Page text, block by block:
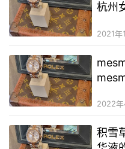
杭州
2021年
2022年
积雪